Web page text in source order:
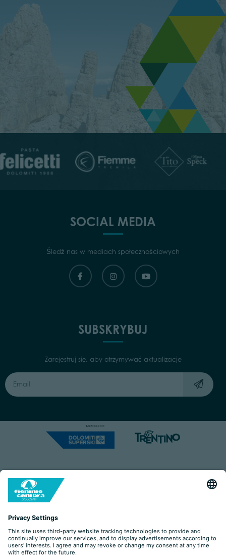
SOCIAL MEDIA
Śledź nas w mediach społecznościowych
SUBSKRYBUJ
Zarejestruj się, aby otrzymywać aktualizacje
Capitale Sociale: Euro 220.000,00 | VAT: 01901280220
COOKIES IMPRINT